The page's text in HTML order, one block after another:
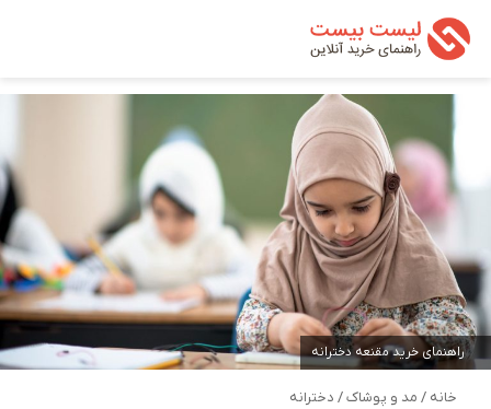
راهنمای خرید مقنعه دخترانه
خانه / مد و پوشاک/ دخترانه